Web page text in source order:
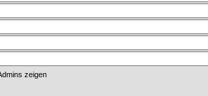
zeigen